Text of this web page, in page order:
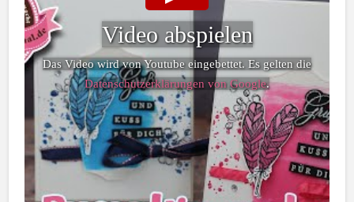
Video abspielen
Das Video wird von Youtube eingebettet. Es gelten die
Datenschutzerklärungen von Google.